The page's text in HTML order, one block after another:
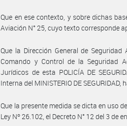
Que en ese contexto, y sobre dichas
Aviación N° 25, cuyo texto corresponde
Que la Dirección General de
Comando y Control de la Seguridad
Jurídicos de esta POLICÍA DE
Interna del MINISTERIO DE
Que la presente medida se dicta en uso
Ley Nº 26.102, el Decreto N° 12 del 3 de